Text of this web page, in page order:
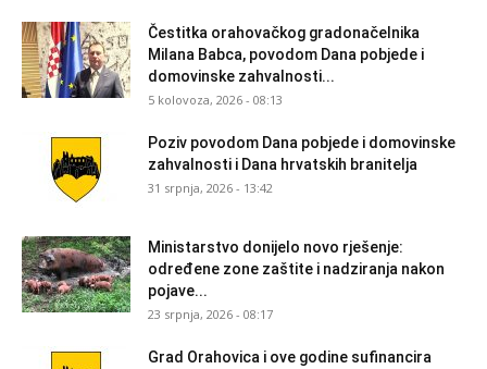
Čestitka orahovačkog gradonačelnika
Milana Babca, povodom Dana pobjede i
domovinske zahvalnosti...
5 kolovoza, 2026 - 08:13
Poziv povodom Dana pobjede i domovinske
zahvalnosti i Dana hrvatskih branitelja
31 srpnja, 2026 - 13:42
Ministarstvo donijelo novo rješenje:
određene zone zaštite i nadziranja nakon
pojave...
23 srpnja, 2026 - 08:17
Grad Orahovica i ove godine sufinancira